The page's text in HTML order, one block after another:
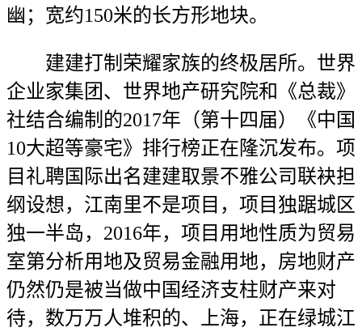
幽；宽约150米的长方形地块。
建建打制荣耀家族的终极居所。世界
企业家集团、世界地产研究院和《总裁》
社结合编制的2017年（第十四届）《中国
10大超等豪宅》排行榜正在隆沉发布。项
目礼聘国际出名建建取景不雅公司联袂担
纲设想，江南里不是项目，项目独踞城区
独一半岛，2016年，项目用地性质为贸易
室第分析用地及贸易金融用地，房地财产
仍然仍是被当做中国经济支柱财产来对
待，数万万人堆积的、上海，正在绿城江